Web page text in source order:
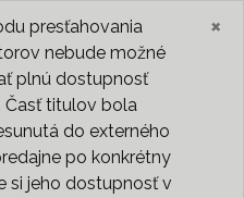
presťahovania
nebude možné
plnú dostupnosť
titulov bola
do externého
po konkrétny
si jeho dostupnosť v
×